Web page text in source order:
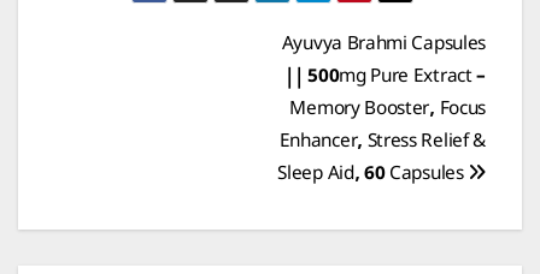
Ayuvya Brahmi Capsules
|| 500mg Pure Extract –
Memory Booster, Focus
Enhancer, Stress Relief &
Sleep Aid, 60 Capsules